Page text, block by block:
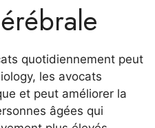
quotidiennement peut
les avocats
et peut améliorer la
âgées qui